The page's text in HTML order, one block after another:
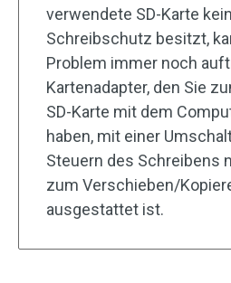
verwendete SD-Karte
Schreibschutz besitzt,
Problem immer noch
Kartenadapter, den Sie
SD-Karte mit dem
haben, mit einer
Steuern des Schreibens
zum Verschieben/
ausgestattet ist.